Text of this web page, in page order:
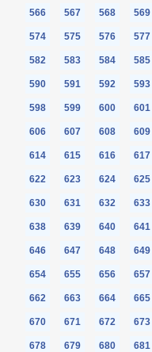
566 567 568 569
574 575 576 577
582 583 584 585
590 591 592 593
598 599 600 601
606 607 608 609
614 615 616 617
622 623 624 625
630 631 632 633
638 639 640 641
646 647 648 649
654 655 656 657
662 663 664 665
670 671 672 673
678 679 680 681